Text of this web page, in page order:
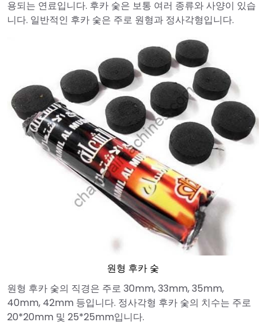
용되는 연료입니다. 후카 숯은 보통 여러 종류와 사양이 있습
니다. 일반적인 후카 숯은 주로 원형과 정사각형입니다.
원형 후카 숯
원형 후카 숯의 직경은 주로 30mm, 33mm, 35mm,
40mm, 42mm 등입니다. 정사각형 후카 숯의 치수는 주로
20*20mm 및 25*25mm입니다.